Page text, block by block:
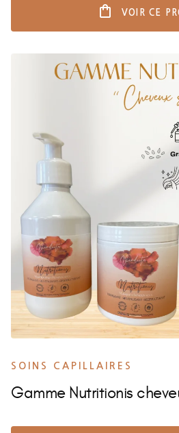
shopping_bag VOIR CE
SOINS CAPILLAIRES
Gamme Nutritionis